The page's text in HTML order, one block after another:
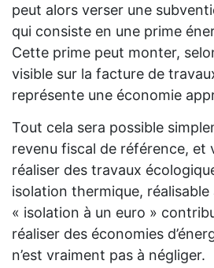
peut alors verser une
qui consiste en une prime
Cette prime peut monter,
visible sur la facture de
représente une économie
Tout cela sera possible
revenu fiscal de référence, et
réaliser des travaux
isolation thermique, réalisable
« isolation à un euro »
réaliser des économies
n’est vraiment pas à négliger.